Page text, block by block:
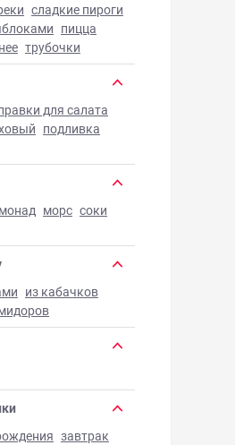
сладкие пироги
пицца
трубочки
для салата
подливка
морс соки
из кабачков
завтрак